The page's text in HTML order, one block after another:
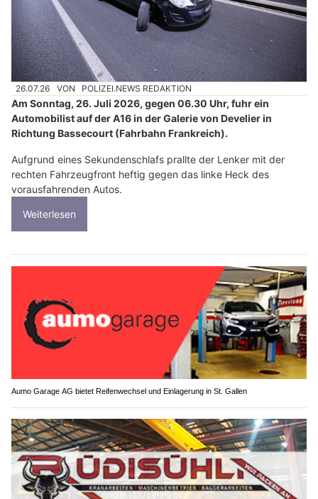
26.07.26 VON POLIZEI.NEWS REDAKTION
Am Sonntag, 26. Juli 2026, gegen 06.30 Uhr, fuhr ein
Automobilist auf der A16 in der Galerie von Develier in
Richtung Bassecourt (Fahrbahn Frankreich).
Aufgrund eines Sekundenschlafs prallte der Lenker mit der
rechten Fahrzeugfront heftig gegen das linke Heck des
vorausfahrenden Autos.
Weiterlesen
Aumo Garage AG bietet Reifenwechsel und Einlagerung in St. Gallen